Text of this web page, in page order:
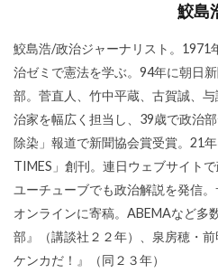
鮫島
鮫島浩/政治ジャーナリスト。1971
治ゼミで憲法を学ぶ。94年に朝日
部。菅直人、竹中平蔵、古賀誠、
治家を幅広く担当し、39歳で政治
除染」報道で新聞協会賞受賞。21
TIMES」創刊。連日ウェブサイト
ユーチューブでも政治解説を発信
オンラインに寄稿。ABEMAなど多
部』（講談社２２年）、泉房穂・
ケンカだ！』（同２３年）